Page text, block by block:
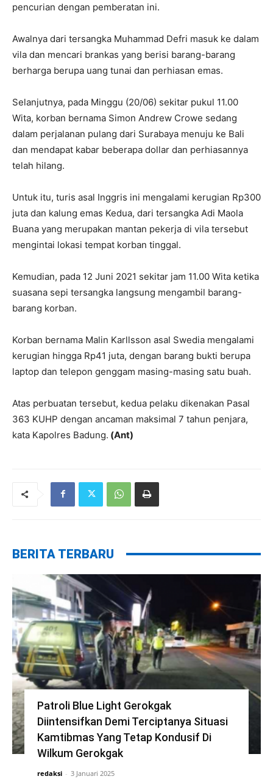
pencurian dengan pemberatan ini.
Awalnya dari tersangka Muhammad Defri masuk ke dalam
vila dan mencari brankas yang berisi barang-barang
berharga berupa uang tunai dan perhiasan emas.
Selanjutnya, pada Minggu (20/06) sekitar pukul 11.00
Wita, korban bernama Simon Andrew Crowe sedang
dalam perjalanan pulang dari Surabaya menuju ke Bali
dan mendapat kabar beberapa dollar dan perhiasannya
telah hilang.
Untuk itu, turis asal Inggris ini mengalami kerugian Rp300
juta dan kalung emas Kedua, dari tersangka Adi Maola
Buana yang merupakan mantan pekerja di vila tersebut
mengintai lokasi tempat korban tinggal.
Kemudian, pada 12 Juni 2021 sekitar jam 11.00 Wita ketika
suasana sepi tersangka langsung mengambil barang-
barang korban.
Korban bernama Malin Karllsson asal Swedia mengalami
kerugian hingga Rp41 juta, dengan barang bukti berupa
laptop dan telepon genggam masing-masing satu buah.
Atas perbuatan tersebut, kedua pelaku dikenakan Pasal
363 KUHP dengan ancaman maksimal 7 tahun penjara,
kata Kapolres Badung. (Ant)
BERITA TERBARU
Patroli Blue Light Gerokgak
Diintensifkan Demi Terciptanya Situasi
Kamtibmas Yang Tetap Kondusif Di
Wilkum Gerokgak
redaksi - 3 Januari 2025